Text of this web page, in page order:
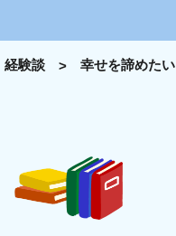
経験談 幸せを諦めたい